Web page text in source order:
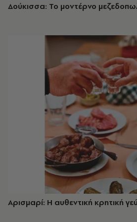
Δούκισσα: Το μοντέρνο
Αρισμαρί: Η αυθεντική κρητική